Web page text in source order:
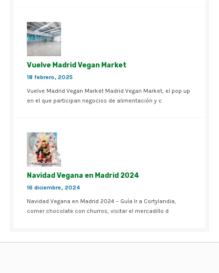
Vuelve Madrid Vegan Market
18 febrero, 2025
Vuelve Madrid Vegan Market Madrid Vegan Market, el pop up
en el que participan negocios de alimentación y c
Navidad Vegana en Madrid 2024
16 diciembre, 2024
Navidad Vegana en Madrid 2024 – Guía Ir a Cortylandia,
comer chocolate con churros, visitar el mercadillo d